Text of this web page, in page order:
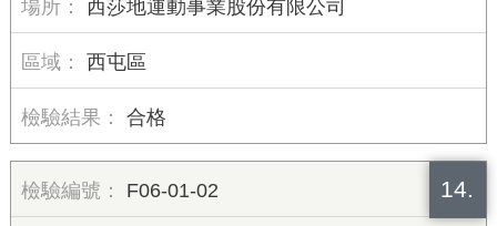
西莎地運動事業股份有限公司
西屯區
合格
14.
F06-01-02